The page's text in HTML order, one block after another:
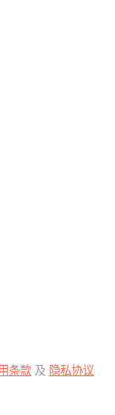
条款及 隐私协议